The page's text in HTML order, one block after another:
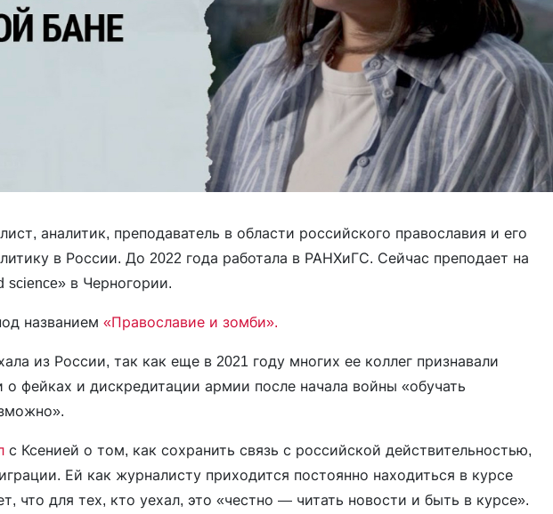
аналитик, преподаватель в области российского православия и его
в России. До 2022 года работала в РАНХиГС. Сейчас преподает на
science» в Черногории.
названием «Православие и зомби».
из России, так как еще в 2021 году многих ее коллег признавали
о фейках и дискредитации армии после начала войны «обучать
с Ксенией о том, как сохранить связь с российской действительностью,
Ей как журналисту приходится постоянно находиться в курсе
что для тех, кто уехал, это «честно — читать новости и быть в курсе».